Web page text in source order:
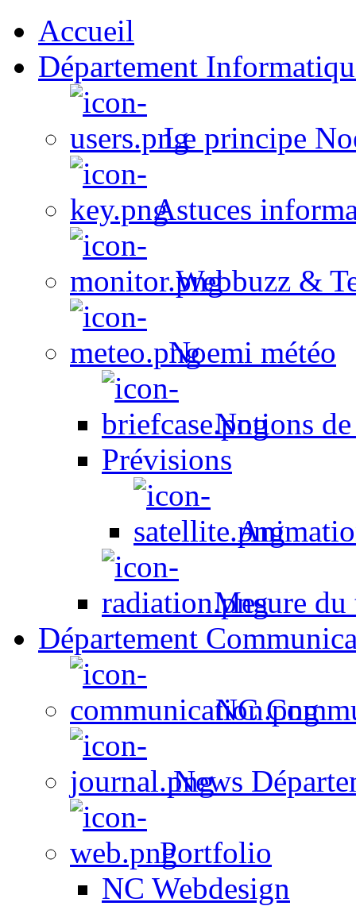
Accueil
Département
Le principe
Astuces
Webbuzz &
Noemi météo
Notions
Prévisions
Mesure du
Département
NC
News
Portfolio
NC Webdesign